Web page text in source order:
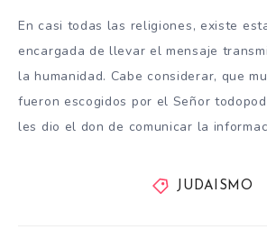
En casi todas las religiones, existe
encargada de llevar el mensaje
la humanidad. Cabe considerar, que
fueron escogidos por el Señor
les dio el don de comunicar la
JUDAISMO